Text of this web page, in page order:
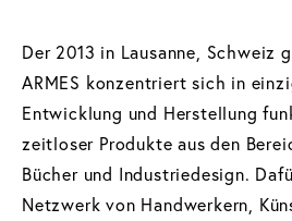
Der 2013 in Lausanne, Schweiz
ARMES konzentriert sich in
Entwicklung und Herstellung
zeitloser Produkte aus den
Bücher und Industriedesign.
Netzwerk von Handwerkern,